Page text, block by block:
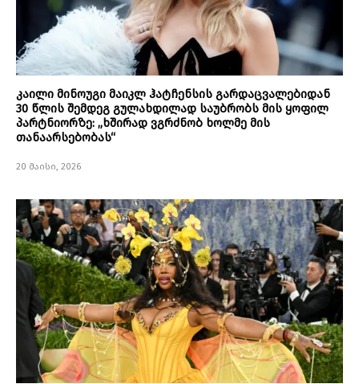
კაილი მინოუგი მაიკლ ჰატჩენსის გარდაცვალებიდან
30 წლის შემდეგ გულახდილად საუბრობს მის ყოფილ
პარტნიორზე: „ხშირად ვგრძნობ ხოლმე მის
თანაარსებობას“
20 მაისი, 2026